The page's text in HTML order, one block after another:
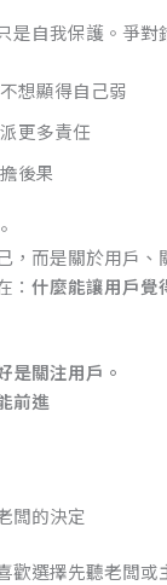
是自我保護。爭對
想顯得自己弱
更多責任
後果
，而是關於用戶、
：什麼能讓用戶覺
是關注用戶。
前進
闆的決定
歡選擇先聽老闆或